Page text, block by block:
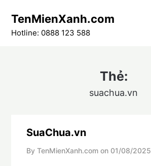
content
TenMienXanh.com
Hotline: 0888 123 588
Thẻ:
suachua.vn
SuaChua.vn
By TenMienXanh.com on 01/08/2025